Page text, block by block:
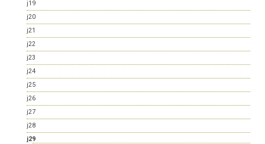
j19
j20
j21
j22
j23
j24
j25
j26
j27
j28
j29